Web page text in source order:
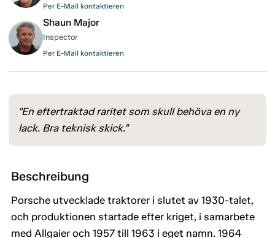
Per E-Mail kontaktieren
Shaun Major
Inspector
Per E-Mail kontaktieren
"En eftertraktad raritet som skull behöva en ny
lack. Bra teknisk skick."
Beschreibung
Porsche utvecklade traktorer i slutet av 1930-talet,
och produktionen startade efter kriget, i samarbete
med Allgaier och 1957 till 1963 i eget namn. 1964